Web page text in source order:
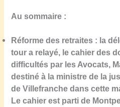
Au sommaire :
Réforme des retraites : la
tour a relayé, le cahier des
difficultés par les Avocats,
destiné à la ministre de la
de Villefranche dans cette
Le cahier est parti de